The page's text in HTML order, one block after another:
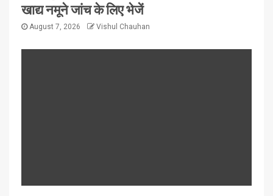
खाद्य नमूने जांच के लिए भेजें
August 7, 2026 Vishul Chauhan